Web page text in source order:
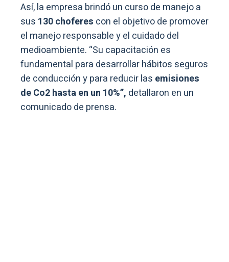
Así, la empresa brindó un curso de manejo a
sus 130 choferes con el objetivo de promover
el manejo responsable y el cuidado del
medioambiente. “Su capacitación es
fundamental para desarrollar hábitos seguros
de conducción y para reducir las emisiones
de Co2 hasta en un 10%”, detallaron en un
comunicado de prensa.